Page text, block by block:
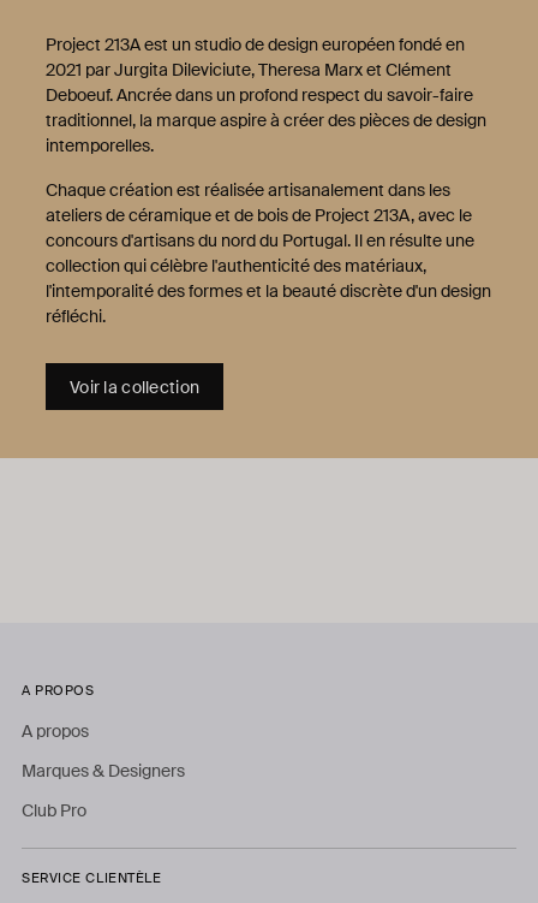
Project 213A est un studio de design européen fondé en
2021 par Jurgita Dileviciute, Theresa Marx et Clément
Deboeuf. Ancrée dans un profond respect du savoir-faire
traditionnel, la marque aspire à créer des pièces de design
intemporelles.
Chaque création est réalisée artisanalement dans les
ateliers de céramique et de bois de Project 213A, avec le
concours d'artisans du nord du Portugal. Il en résulte une
collection qui célèbre l'authenticité des matériaux,
l'intemporalité des formes et la beauté discrète d'un design
réfléchi.
Voir la collection
A PROPOS
A propos
Marques & Designers
Club Pro
SERVICE CLIENTÈLE